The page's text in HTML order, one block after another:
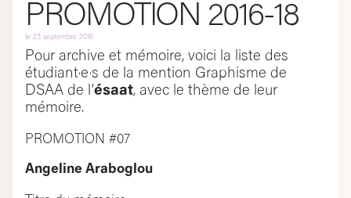
PROMOTION 2016-18
le 23 septembre 2016
Pour archive et mémoire, voici la liste des
étudiant·e·s de la mention Graphisme de
DSAA de l’ésaat, avec le thème de leur
mémoire.
PROMOTION #07
Angeline Araboglou